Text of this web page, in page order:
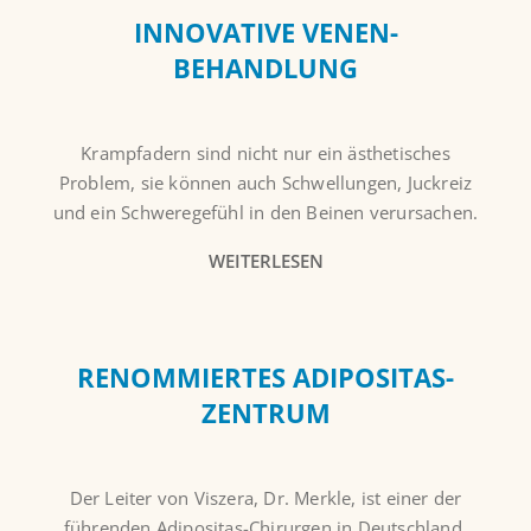
INNOVATIVE VENEN-
BEHANDLUNG
Krampfadern sind nicht nur ein ästhetisches
Problem, sie können auch Schwellungen, Juckreiz
und ein Schweregefühl in den Beinen verursachen.
WEITERLESEN
RENOMMIERTES ADIPOSITAS-
ZENTRUM
Der Leiter von Viszera, Dr. Merkle, ist einer der